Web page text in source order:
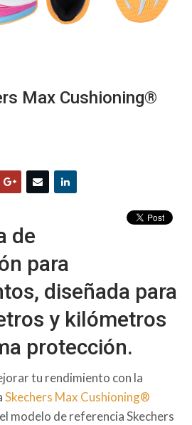
Max Cushioning®
de
para
diseñada para
y kilómetros
protección.
tu rendimiento con la
Skechers Max Cushioning®
modelo de referencia Skechers